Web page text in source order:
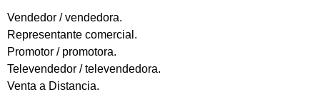
Vendedor / vendedora.
Representante comercial.
Promotor / promotora.
Televendedor / televendedora.
Venta a Distancia.